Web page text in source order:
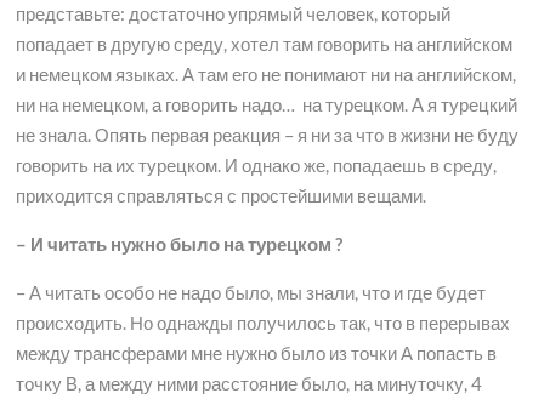
представьте: достаточно упрямый человек, который
попадает в другую среду, хотел там говорить на английском
и немецком языках. А там его не понимают ни на английском,
ни на немецком, а говорить надо… на турецком. А я турецкий
не знала. Опять первая реакция – я ни за что в жизни не буду
говорить на их турецком. И однако же, попадаешь в среду,
приходится справляться с простейшими вещами.
– И читать нужно было на турецком ?
– А читать особо не надо было, мы знали, что и где будет
происходить. Но однажды получилось так, что в перерывах
между трансферами мне нужно было из точки А попасть в
точку В, а между ними расстояние было, на минуточку, 4